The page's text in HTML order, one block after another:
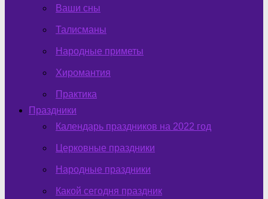
Ваши сны
Талисманы
Народные приметы
Хиромантия
Практика
Праздники
Календарь праздников на 2022 год
Церковные праздники
Народные праздники
Какой сегодня праздник